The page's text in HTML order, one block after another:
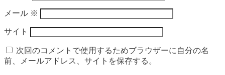
メール ※
サイト
次回のコメントで使用するためブラウザーに自分の名
前、メールアドレス、サイトを保存する。